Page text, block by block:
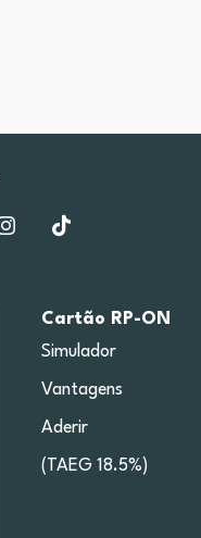
Cartão RP-ON
Simulador
Vantagens
Aderir
(TAEG 18.5%)